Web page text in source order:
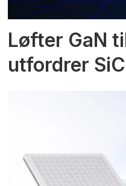
Løfter GaN
utfordrer SiC